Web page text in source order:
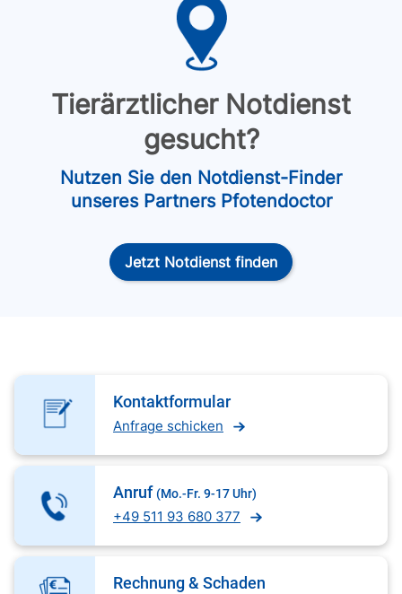
Tierärztlicher Notdienst
gesucht?
Nutzen Sie den Notdienst-Finder
unseres Partners Pfotendoctor
Jetzt Notdienst finden
Kontaktformular
Anfrage schicken
Anruf (Mo.-Fr. 9-17 Uhr)
+49 511 93 680 377
Rechnung & Schaden